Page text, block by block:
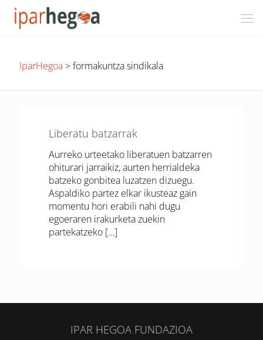
IparHegoa>formakuntza sindikala
Liberatu batzarrak
Aurreko urteetako liberatuen batzarren
ohiturari jarraikiz, aurten herrialdeka
batzeko gonbitea luzatzen dizuegu.
Aspaldiko partez elkar ikusteaz gain
momentu hori erabili nahi dugu
egoeraren irakurketa zuekin
partekatzeko […]
IPAR HEGOA FUNDAZIOA